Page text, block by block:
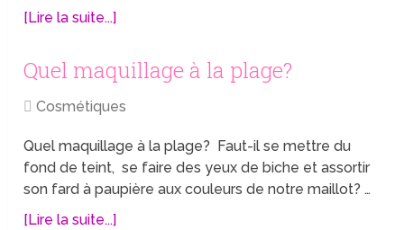
[Lire la suite...]
Quel maquillage à la plage?
Cosmétiques
Quel maquillage à la plage? Faut-il se mettre du
fond de teint, se faire des yeux de biche et assortir
son fard à paupière aux couleurs de notre maillot? …
[Lire la suite...]